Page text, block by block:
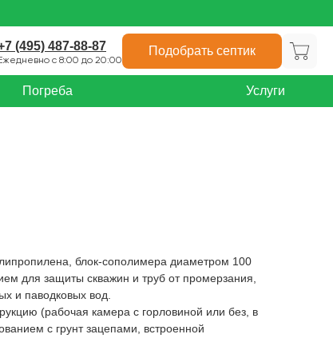
(495) 487-88-87
Ежедневно с 8:00 до 20:00
Подобрать септик
Погреба Услуги
блок-сополимера диаметром 100
для защиты скважин и труб от промерзания,
и паводковых вод.
(рабочая камера с горловиной или без, в
с грунт зацепами, встроенной